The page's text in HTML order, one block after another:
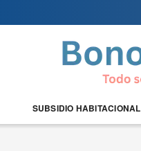
SUBSIDIO HABITACIONAL